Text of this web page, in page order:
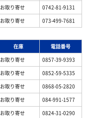
お取り寄せ
0742-81-9131
お取り寄せ 073-499-7681
在庫
電話番号
お取り寄せ
0857-39-9393
お取り寄せ
0852-59-5335
お取り寄せ
0868-05-2820
お取り寄せ
084-991-1577
お取り寄せ
0824-31-0290